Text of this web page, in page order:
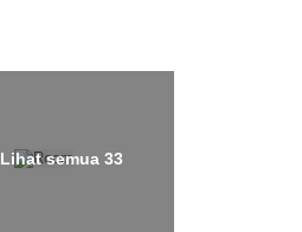
Lihat semua 33